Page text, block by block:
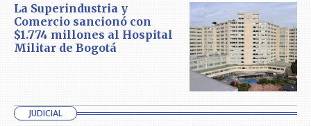
La Superindustria y
Comercio sancionó con
$1.774 millones al Hospital
Militar de Bogotá
JUDICIAL